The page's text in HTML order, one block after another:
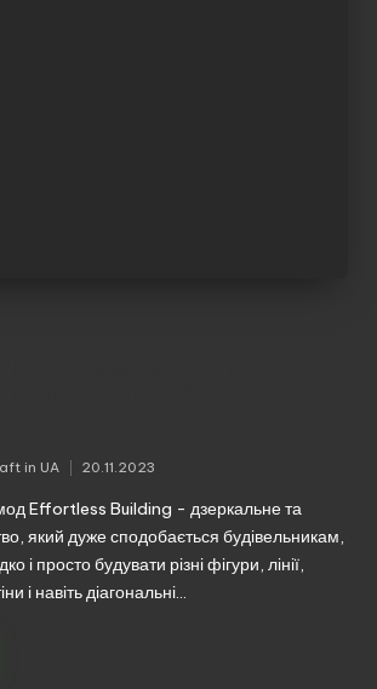
in UA 20.11.2023
Effortless Building - дзеркальне та
який дуже сподобається будівельникам,
і просто будувати різні фігури, лінії,
і навіть діагональні…